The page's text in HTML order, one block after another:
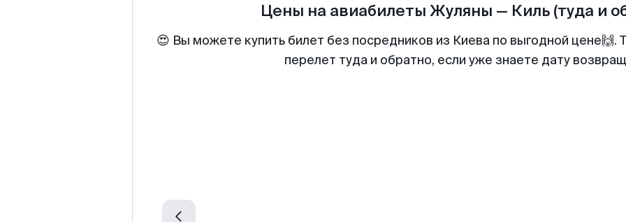
Цены на авиабилеты Жуляны — Киль (туда и
😍 Вы можете купить билет без посредников из Киева по выгодной
перелет туда и обратно, если уже знаете дату